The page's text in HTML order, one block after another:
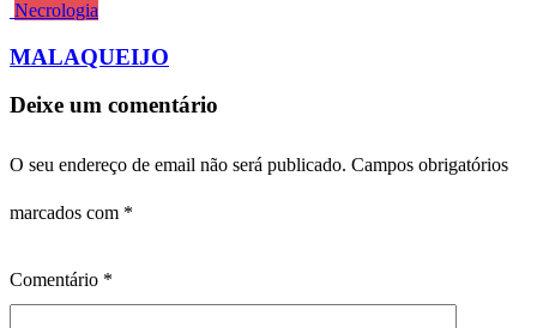
Necrologia
MALAQUEIJO
Deixe um comentário
O seu endereço de email não será publicado. Campos obrigatórios
marcados com *
Comentário *